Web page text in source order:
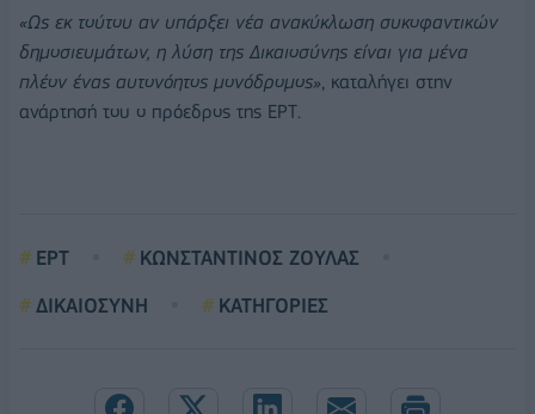
«Ως εκ τούτου αν υπάρξει νέα ανακύκλωση συκοφαντικών
δημοσιευμάτων, η λύση της Δικαιοσύνης είναι για μένα
πλέον ένας αυτονόητος μονόδρομος» , καταλήγει στην
ανάρτησή του ο πρόεδρος της ΕΡΤ.
ΕΡΤ
ΚΩΝΣΤΑΝΤΙΝΟΣ ΖΟΥΛΑΣ
ΔΙΚΑΙΟΣΥΝΗ
ΚΑΤΗΓΟΡΙΕΣ